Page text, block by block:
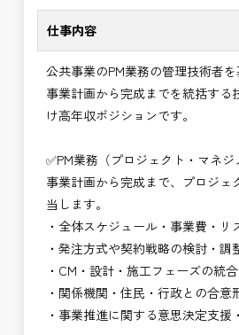
・事業計画から完成までを担う
意思決定に関与できる
・技術だけでなく経営・事業視
が身につく
して活躍できる
・CM・設計・施工を統括する
目指せる
・年収1,200万円以上の高待遇が
ア領域
→ 技術士としての価値を最大
に致します。
⭐＝＝お祝い金100,000円＝＝⭐
※お祝い金の支給条件は、入社
た方が対象となります。
その他支給条件の詳細について
■勤務地について、ご希望のあ
ださい。
国土交通省、地方自治体
（東北地方、関東地方、中部地
■発注者支援業務＜希望する業
い。＞
・＜急募＞工事監督支援業務
仕事内容
公共事業のPM業務の管理技術者を
事業計画から完成までを統括する
け高年収ポジションです。
✅PM業務（プロジェクト・マネジ
事業計画から完成まで、プロジェ
当します。
・全体スケジュール・事業費・リ
・発注方式や契約戦略の検討・調
・CM・設計・施工フェーズの統
・関係機関・住民・行政との合意
・事業推進に関する意思決定支援